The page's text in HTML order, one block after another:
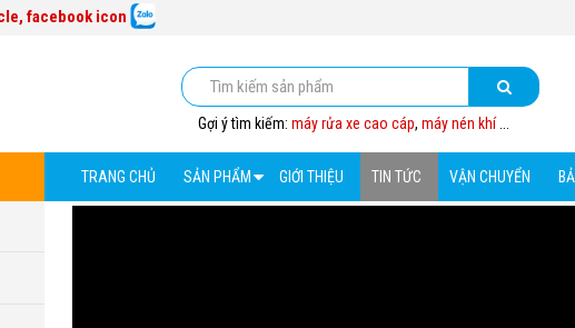
Gợi ý tìm kiếm:máy rửa xe cao cáp,máy nén khí...
TRANG CHỦ SẢN PHẨM GIỚI THIỆU TIN TỨC VẬN CHUYỂN